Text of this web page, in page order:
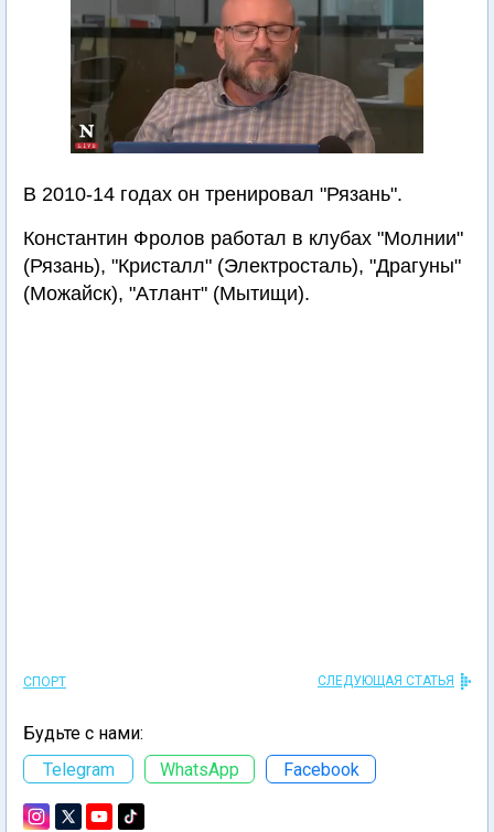
В 2010-14 годах он тренировал "Рязань".
Константин Фролов работал в клубах "Молнии"
(Рязань), "Кристалл" (Электросталь), "Драгуны"
(Можайск), "Атлант" (Мытищи).
СПОРТ СЛЕДУЮЩАЯ СТАТЬЯ
Будьте с нами:
Telegram
WhatsApp Facebook